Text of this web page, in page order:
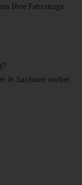
Ihre Fahrzeuge
in Sachsen vorbei